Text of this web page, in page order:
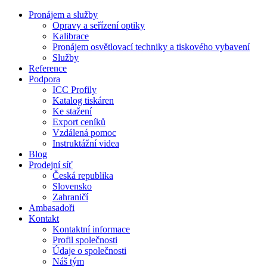
Pronájem a služby
Opravy a seřízení optiky
Kalibrace
Pronájem osvětlovací techniky a tiskového vybavení
Služby
Reference
Podpora
ICC Profily
Katalog tiskáren
Ke stažení
Export ceníků
Vzdálená pomoc
Instruktážní videa
Blog
Prodejní síť
Česká republika
Slovensko
Zahraničí
Ambasadoři
Kontakt
Kontaktní informace
Profil společnosti
Údaje o společnosti
Náš tým